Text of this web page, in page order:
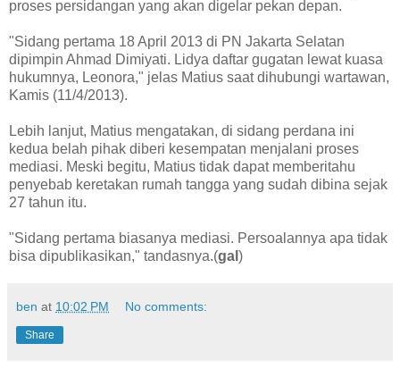
proses persidangan yang akan digelar pekan depan.
"Sidang pertama 18 April 2013 di PN Jakarta Selatan
dipimpin Ahmad Dimiyati. Lidya daftar gugatan lewat kuasa
hukumnya, Leonora," jelas Matius saat dihubungi wartawan,
Kamis (11/4/2013).
Lebih lanjut, Matius mengatakan, di sidang perdana ini
kedua belah pihak diberi kesempatan menjalani proses
mediasi. Meski begitu, Matius tidak dapat memberitahu
penyebab keretakan rumah tangga yang sudah dibina sejak
27 tahun itu.
"Sidang pertama biasanya mediasi. Persoalannya apa tidak
bisa dipublikasikan," tandasnya.(gal )
ben at 10:02 PM No comments:
Share